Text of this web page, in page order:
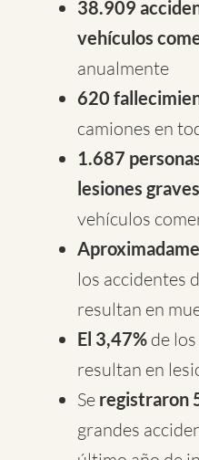
38.909
vehículos
anualmente
620
camiones en
1.687
lesiones graves
vehículos
los accidentes
resultan en
El 3,47% de
resultan en
Se registraron
grandes